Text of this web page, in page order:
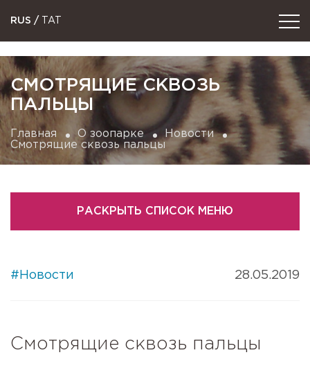
RUS / TAT
СМОТРЯЩИЕ СКВОЗЬ
ПАЛЬЦЫ
Главная О зоопарке
Новости
Смотрящие сквозь пальцы
РАСКРЫТЬ СПИСОК МЕНЮ
#Новости 28.05.2019
Смотрящие сквозь пальцы